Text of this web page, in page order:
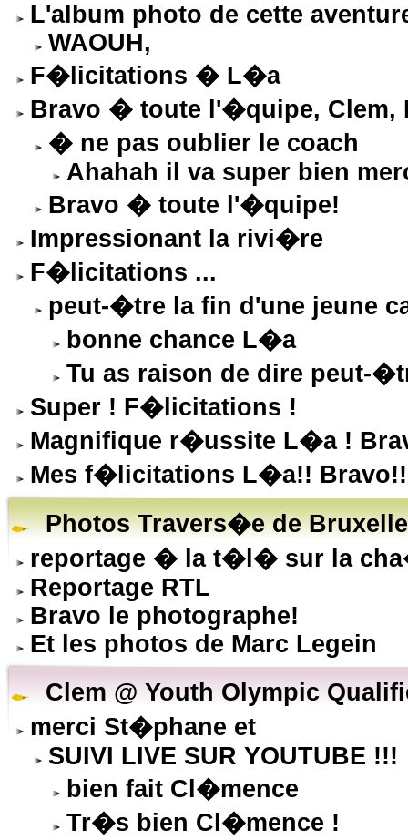
L'album photo de cette
WAOUH,
F�licitations � L�a
Bravo � toute l'�quipe, Clem,
� ne pas oublier le coach
Ahahah il va super bien
Bravo � toute l'�quipe!
Impressionant la rivi�re
F�licitations ...
peut-�tre la fin d'une jeune
bonne chance L�a
Tu as raison de dire peut-
Super ! F�licitations !
Magnifique r�ussite L�a !
Mes f�licitations L�a!!
Photos Travers�e de
reportage � la t�l� sur la
Reportage RTL
Bravo le photographe!
Et les photos de Marc Legein
Clem @ Youth Olympic
merci St�phane et
SUIVI LIVE SUR YOUTUBE !!!
bien fait Cl�mence
Tr�s bien Cl�mence !